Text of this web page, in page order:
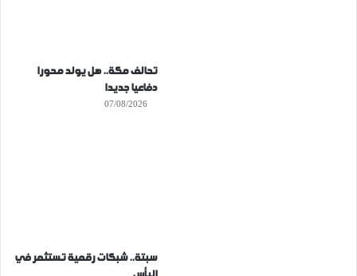
تحالف مكة.. هل يولد محورا
دفاعيا جديدا
07/08/2026
سبتة.. شبكات رقمية تستثمر في